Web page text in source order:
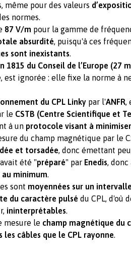
même pour des valeurs
normes.
87 V/m pour la gamme de
absurdité, puisqu'à ces
sont inexistants.
1815 du Conseil de l’Europe (27
est ignorée : elle fixe la norme à
du CPL Linky par l'ANFR,
le CSTB (Centre Scientifique et
à un protocole visant à
du champ magnétique par le
et torsadée, donc émettant
été "préparé" par Enedis, donc
au minimum.
sont moyennées sur un
du caractère pulsé du CPL, d'où
ininterprétables.
mesure le champ magnétique du
les câbles que le CPL rayonne.